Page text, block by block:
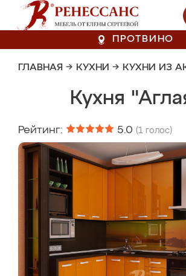
ПРОТВИНО
ГЛАВНАЯ → КУХНИ → КУХНИ ИЗ
Кухня
Рейтинг: 5.0 (1 голос)